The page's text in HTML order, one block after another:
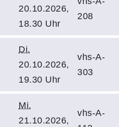
20.10.2026,
18.30 Uhr
208
Di.
20.10.2026,
19.30 Uhr
vhs-A-
303
Mi.
21.10.2026,
vhs-A-